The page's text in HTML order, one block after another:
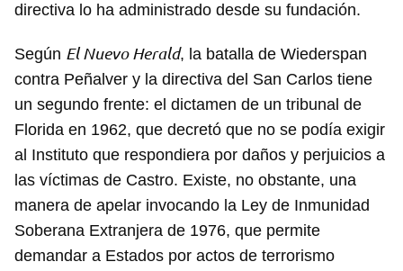
directiva lo ha administrado desde su fundación.
Según El Nuevo Herald, la batalla de Wiederspan
contra Peñalver y la directiva del San Carlos tiene
un segundo frente: el dictamen de un tribunal de
Florida en 1962, que decretó que no se podía exigir
al Instituto que respondiera por daños y perjuicios a
las víctimas de Castro. Existe, no obstante, una
manera de apelar invocando la Ley de Inmunidad
Soberana Extranjera de 1976, que permite
demandar a Estados por actos de terrorismo